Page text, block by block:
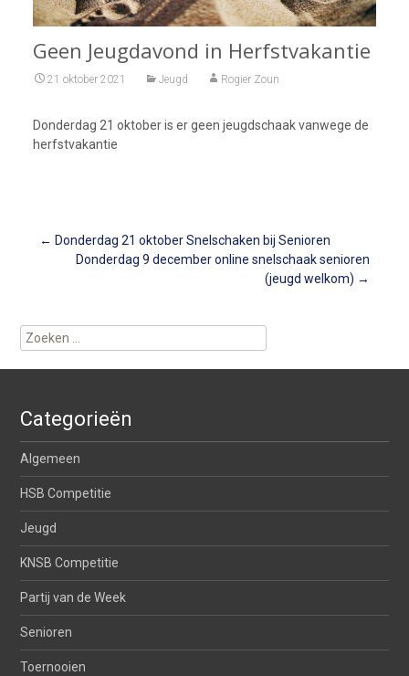
Geen Jeugdavond in Herfstvakantie
21 oktober 2021 Jeugd Rogier Zoun
Donderdag 21 oktober is er geen jeugdschaak vanwege de
herfstvakantie
Berichtnavigatie
← Donderdag 21 oktober Snelschaken bij Senioren
Donderdag 9 december online snelschaak senioren
(jeugd welkom) →
Zoeken
naar:
Categorieën
Algemeen
HSB Competitie
Jeugd
KNSB Competitie
Partij van de Week
Senioren
Toernooien